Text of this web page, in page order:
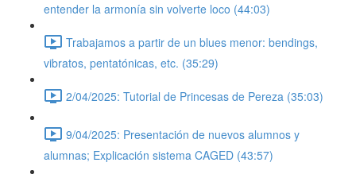
entender la armonía sin volverte loco (44:03)
Trabajamos a partir de un blues menor: bendings,
vibratos, pentatónicas, etc. (35:29)
2/04/2025: Tutorial de Princesas de Pereza (35:03)
9/04/2025: Presentación de nuevos alumnos y
alumnas; Explicación sistema CAGED (43:57)